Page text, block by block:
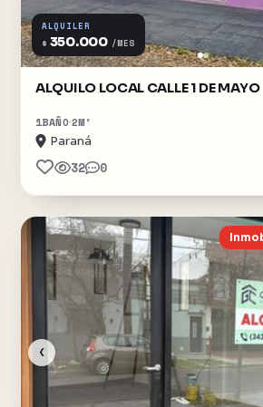
ALQUILER
$ 350.000 /MES
ALQUILO LOCAL CALLE 1 DE MAYO
1BAÑO2M²
Paraná
32 0
‹